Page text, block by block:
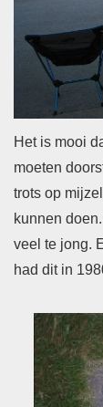
Het is mooi
moeten
trots op
kunnen
veel te jong.
had dit in